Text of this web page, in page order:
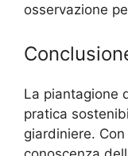
osservazione
La piantagione
pratica
giardiniere.